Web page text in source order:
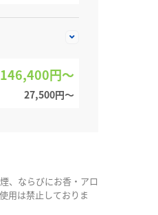
146,400円～
27,500円〜
、ならびにお香・アロ
用は禁止しておりま